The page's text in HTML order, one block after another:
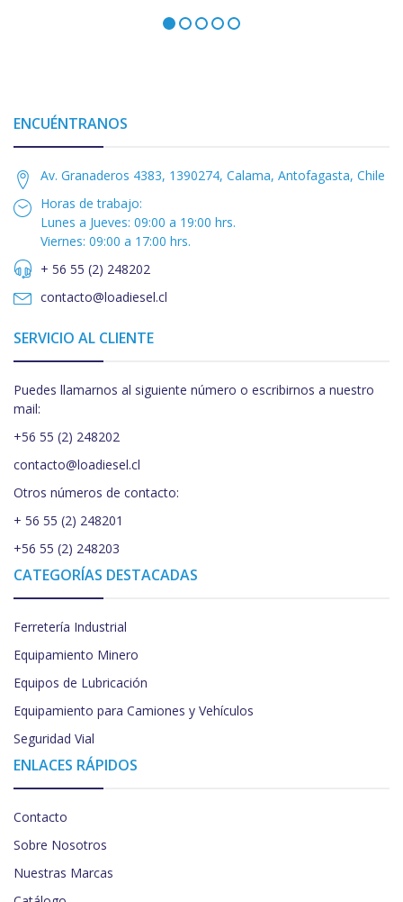
ENCUÉNTRANOS
Av. Granaderos 4383, 1390274, Calama, Antofagasta, Chile
Horas de trabajo:
Lunes a Jueves: 09:00 a 19:00 hrs.
Viernes: 09:00 a 17:00 hrs.
+ 56 55 (2) 248202
contacto@loadiesel.cl
SERVICIO AL CLIENTE
Puedes llamarnos al siguiente número o escribirnos a nuestro
mail:
+56 55 (2) 248202
contacto@loadiesel.cl
Otros números de contacto:
+ 56 55 (2) 248201
+56 55 (2) 248203
CATEGORÍAS DESTACADAS
Ferretería Industrial
Equipamiento Minero
Equipos de Lubricación
Equipamiento para Camiones y Vehículos
Seguridad Vial
ENLACES RÁPIDOS
Contacto
Sobre Nosotros
Nuestras Marcas